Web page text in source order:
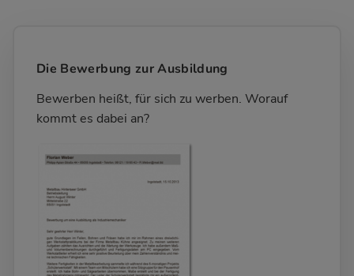
Die Bewerbung zur Ausbildung
Bewerben heißt, für sich zu werben. Worauf
kommt es dabei an?